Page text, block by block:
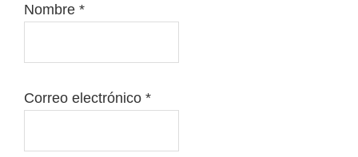
Nombre *
Correo electrónico *